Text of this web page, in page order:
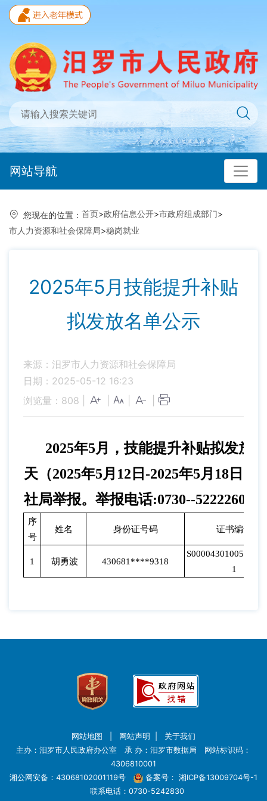
网站导航
您现在的位置： 首页>政府信息公开>市政府组成部门>
市人力资源和社会保障局>稳岗就业
2025年5月技能提升补贴
拟发放名单公示
来源：汨罗市人力资源和社会保障局
日期：2025-05-12 16:23
浏览量： 808
2025年5月，技能提升补贴拟发放
天（2025年5月12日-2025年5月18日）
社局举报。举报电话:0730--5222260。
序
号
姓名 身份证号码 证书编号
1 胡勇波 430681****9318
1
网站地图 网站声明
关于我们
主办：汨罗市人民政府办公室 承 办：汨罗市数据局 网站标识码：
4306810001
湘公网安备：43068102001119号
备案号： 湘ICP备13009704号-1
联系电话：0730-5242830